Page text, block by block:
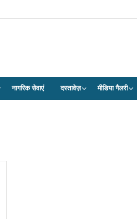
नागरिक सेवाएं दस्तावेज़ मीडिया गैलरी